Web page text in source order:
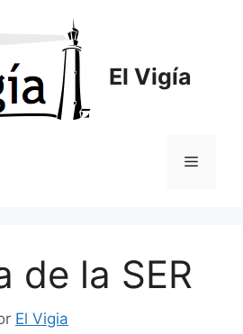
El Vigía
Menú
de la SER
El Vigia